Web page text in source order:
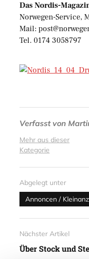
Das Nordis-
Norwegen-Service,
Mail:
Tel. 0174 3058797
Verfasst von
Mehr aus dieser
Kategorie
Abgelegt unter
Annoncen /
Nächster Artikel
Über Stock und